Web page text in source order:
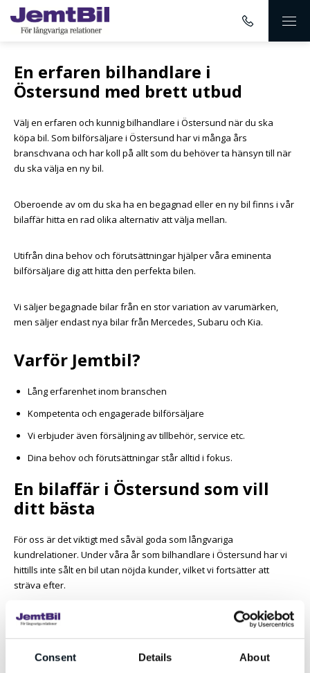
Consent Details About
En erfaren bilhandlare i
Östersund med brett utbud
Välj en erfaren och kunnig bilhandlare i Östersund när du ska
köpa bil. Som bilförsäljare i Östersund har vi många års
branschvana och har koll på allt som du behöver ta hänsyn till när
du ska välja en ny bil.
Oberoende av om du ska ha en begagnad eller en ny bil finns i vår
bilaffär hitta en rad olika alternativ att välja mellan.
Utifrån dina behov och förutsättningar hjälper våra eminenta
bilförsäljare dig att hitta den perfekta bilen.
Vi säljer begagnade bilar från en stor variation av varumärken,
men säljer endast nya bilar från Mercedes, Subaru och Kia.
Varför Jemtbil?
Lång erfarenhet inom branschen
Kompetenta och engagerade bilförsäljare
Vi erbjuder även försäljning av tillbehör, service etc.
Dina behov och förutsättningar står alltid i fokus.
En bilaffär i Östersund som vill
ditt bästa
För oss är det viktigt med såväl goda som långvariga
kundrelationer. Under våra år som bilhandlare i Östersund har vi
hittills inte sålt en bil utan nöjda kunder, vilket vi fortsätter att
sträva efter.
Så vänd dig till en bilförsäljare som vill ditt bästa och hjälper dig att
göra det perfekta valet som du länge kommer att känna dig nöjd
över. Välj Jemtbil. Välkommen!